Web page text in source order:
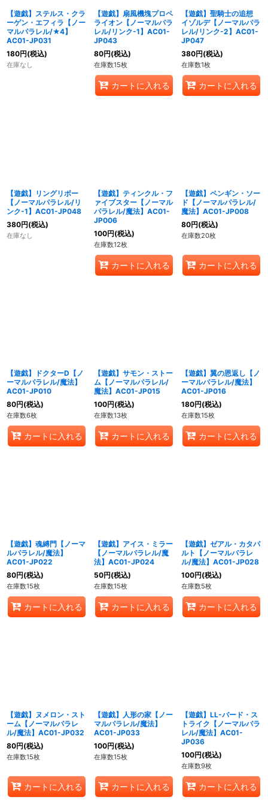
【遊戯】ステルス・クラ
ーゲン・エフィラ【ノー
マルパラレル/★4】
AC01-JP031
180円(税込)
在庫なし
【遊戯】扇風機塊プロペ
ライオン【ノーマルパラ
レル/リンク-1】AC01-
JP043
80円(税込)
在庫数15枚
カートに入れる
【遊戯】聖騎士の追想
イゾルデ【ノーマルパラ
レル/リンク-2】AC01-
JP047
380円(税込)
在庫数1枚
カートに入れる
【遊戯】リングリボー
【ノーマルパラレル/リ
ンク-1】AC01-JP048
380円(税込)
在庫なし
【遊戯】ティンクル・フ
ァイブスター【ノーマル
パラレル/魔法】AC01-
JP006
100円(税込)
在庫数12枚
カートに入れる
【遊戯】ペンギン・ソー
ド【ノーマルパラレル/
魔法】AC01-JP008
80円(税込)
在庫数20枚
カートに入れる
【遊戯】ドクターD【ノ
ーマルパラレル/魔法】
AC01-JP010
80円(税込)
在庫数6枚
カートに入れる
【遊戯】サモン・ストー
ム【ノーマルパラレル/
魔法】AC01-JP015
100円(税込)
在庫数13枚
カートに入れる
【遊戯】翼の恩返し【ノ
ーマルパラレル/魔法】
AC01-JP016
180円(税込)
在庫数15枚
カートに入れる
【遊戯】魂縛門【ノーマ
ルパラレル/魔法】
AC01-JP022
80円(税込)
在庫数15枚
カートに入れる
【遊戯】アイス・ミラー
【ノーマルパラレル/魔
法】AC01-JP024
50円(税込)
在庫数15枚
カートに入れる
【遊戯】ゼアル・カタパ
ルト【ノーマルパラレ
ル/魔法】AC01-JP028
100円(税込)
在庫数5枚
カートに入れる
【遊戯】ヌメロン・スト
ーム【ノーマルパラレ
ル/魔法】AC01-JP032
80円(税込)
在庫数15枚
カートに入れる
【遊戯】人形の家【ノー
マルパラレル/魔法】
AC01-JP033
100円(税込)
在庫数15枚
カートに入れる
【遊戯】LL-バード・ス
トライク【ノーマルパラ
レル/魔法】AC01-
JP036
100円(税込)
在庫数9枚
カートに入れる